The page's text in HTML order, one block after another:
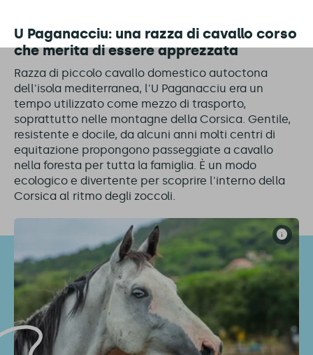
U Paganacciu: una razza di cavallo corso
che merita di essere apprezzata
Razza di piccolo cavallo domestico autoctona
dell'isola mediterranea, l'U Paganacciu era un
tempo utilizzato come mezzo di trasporto,
soprattutto nelle montagne della Corsica. Gentile,
resistente e docile, da alcuni anni molti centri di
equitazione propongono passeggiate a cavallo
nella foresta per tutta la famiglia. È un modo
ecologico e divertente per scoprire l'interno della
Corsica al ritmo degli zoccoli.